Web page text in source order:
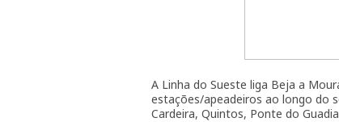
A Linha do Sueste liga Beja a
estações/apeadeiros ao longo do
Cardeira, Quintos, Ponte do